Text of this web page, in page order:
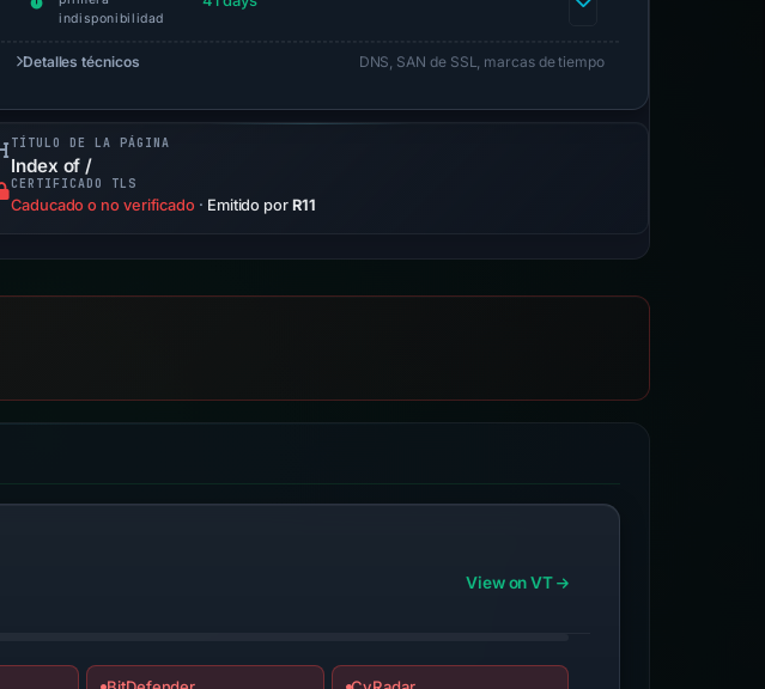
indisponibilidad
Detalles técnicos DNS, SAN de SSL, marcas de tiempo
TÍTULO DE LA PÁGINA
Index of /
CERTIFICADO TLS
Caducado o no verificado · Emitido por R11
View on VT